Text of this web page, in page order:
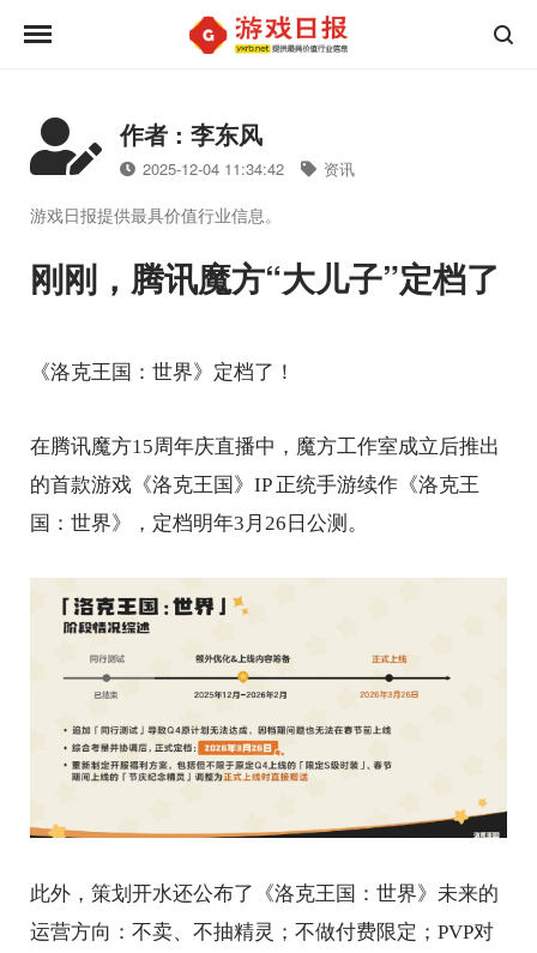
作者 : 李东风
2025-12-04 11:34:42 资讯
游戏日报提供最具价值行业信息。
刚刚，腾讯魔方“大儿子”定档了
《洛克王国：世界》定档了！
在腾讯魔方15周年庆直播中，魔方工作室成立后推出
的首款游戏《洛克王国》IP 正统手游续作《洛克王
国：世界》，定档明年3月26日公测。
此外，策划开水还公布了《洛克王国：世界》未来的
运营方向：不卖、不抽精灵；不做付费限定；PVP对